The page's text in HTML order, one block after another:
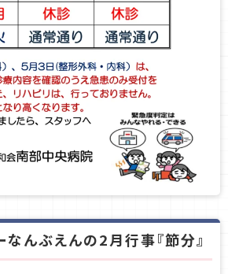
なんぶえんの2月行事『節分』